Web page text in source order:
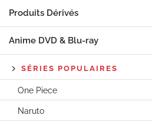
Produits Dérivés
Anime DVD & Blu‑ray
SÉRIES POPULAIRES
One Piece
Naruto